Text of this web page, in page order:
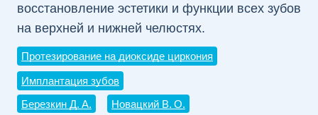
восстановление эстетики и функции всех зубов
на верхней и нижней челюстях.
Протезирование на диоксиде циркония
Имплантация зубов
Березкин Д. А.
Новацкий В. О.